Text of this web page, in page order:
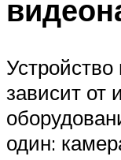
зависит от
один: